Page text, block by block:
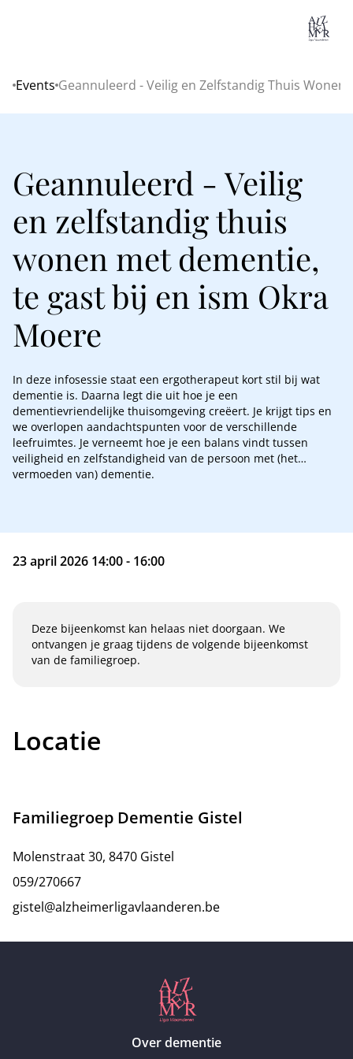
Home
Events Geannuleerd - Veilig en Zelfstandig Thuis
Geannuleerd - Veilig
en zelfstandig thuis
wonen met dementie,
te gast bij en ism Okra
Moere
In deze infosessie staat een ergotherapeut kort stil bij wat
dementie is. Daarna legt die uit hoe je een
dementievriendelijke thuisomgeving creëert. Je krijgt tips en
we overlopen aandachtspunten voor de verschillende
leefruimtes. Je verneemt hoe je een balans vindt tussen
veiligheid en zelfstandigheid van de persoon met (het
vermoeden van) dementie.
23 april 2026 14:00 - 16:00
Deze bijeenkomst kan helaas niet doorgaan. We
ontvangen je graag tijdens de volgende bijeenkomst
van de familiegroep.
Locatie
Familiegroep Dementie Gistel
Molenstraat 30, 8470 Gistel
059/270667
gistel@alzheimerligavlaanderen.be
Over dementie